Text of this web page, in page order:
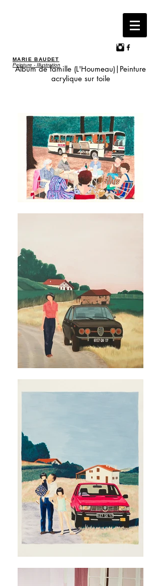
MARIE BAUDET
Peinture - Illustration
Album de famille (L'Houmeau)|Peinture
acrylique sur toile